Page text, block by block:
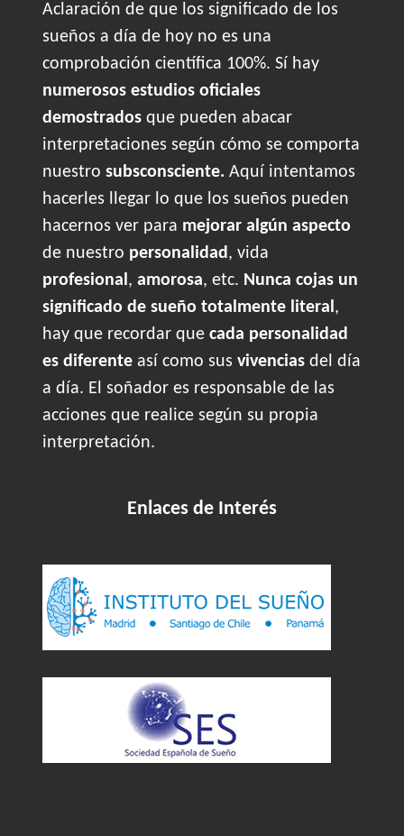
Aclaración de que los significado de los
sueños a día de hoy no es una
comprobación científica 100%. Sí hay
numerosos estudios oficiales
demostrados que pueden abacar
interpretaciones según cómo se comporta
nuestro subsconsciente. Aquí intentamos
hacerles llegar lo que los sueños pueden
hacernos ver para mejorar algún aspecto
de nuestro personalidad, vida
profesional, amorosa, etc. Nunca cojas un
significado de sueño totalmente literal,
hay que recordar que cada personalidad
es diferente así como sus vivencias del día
a día. El soñador es responsable de las
acciones que realice según su propia
interpretación.
Enlaces de Interés